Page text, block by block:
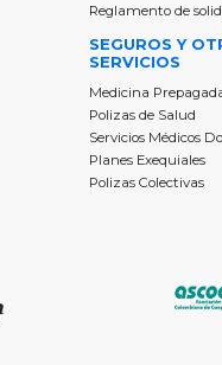
Reglamento de
SEGUROS Y
SERVICIOS
‍Medicina
‍Polizas de Salud
‍Servicios Médicos
‍Planes Exequiales
‍Polizas Colectivas